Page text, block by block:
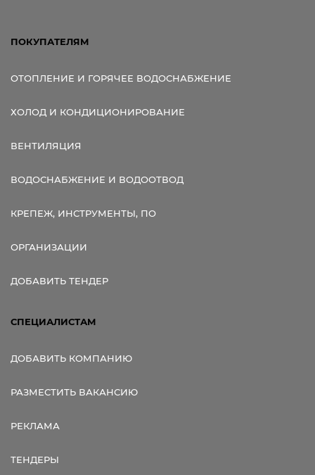
ПОКУПАТЕЛЯМ
ОТОПЛЕНИЕ И ГОРЯЧЕЕ ВОДОСНАБЖЕНИЕ
ХОЛОД И КОНДИЦИОНИРОВАНИЕ
ВЕНТИЛЯЦИЯ
ВОДОСНАБЖЕНИЕ И ВОДООТВОД
КРЕПЕЖ, ИНСТРУМЕНТЫ, ПО
ОРГАНИЗАЦИИ
ДОБАВИТЬ ТЕНДЕР
СПЕЦИАЛИСТАМ
ДОБАВИТЬ КОМПАНИЮ
РАЗМЕСТИТЬ ВАКАНСИЮ
РЕКЛАМА
ТЕНДЕРЫ